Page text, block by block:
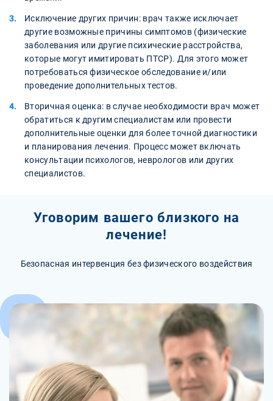
Исключение других причин: врач также исключает
другие возможные причины симптомов (физические
заболевания или другие психические расстройства,
которые могут имитировать ПТСР). Для этого может
потребоваться физическое обследование и/или
проведение дополнительных тестов.
Вторичная оценка: в случае необходимости врач может
обратиться к другим специалистам или провести
дополнительные оценки для более точной диагностики
и планирования лечения. Процесс может включать
консультации психологов, неврологов или других
специалистов.
Уговорим вашего близкого на
лечение!
Безопасная интервенция без физического воздействия